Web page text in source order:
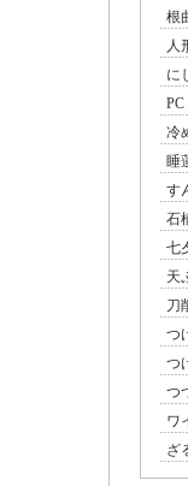
根
人
に
PC
冷
睡
す
石
七
天
刀
つ
つ
つ
ワ
ざ